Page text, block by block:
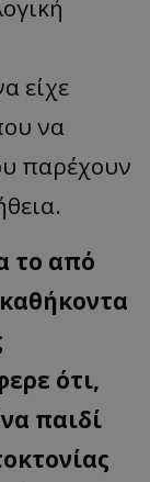
είχε
να
παρέχουν
το από
ότι,
παιδί